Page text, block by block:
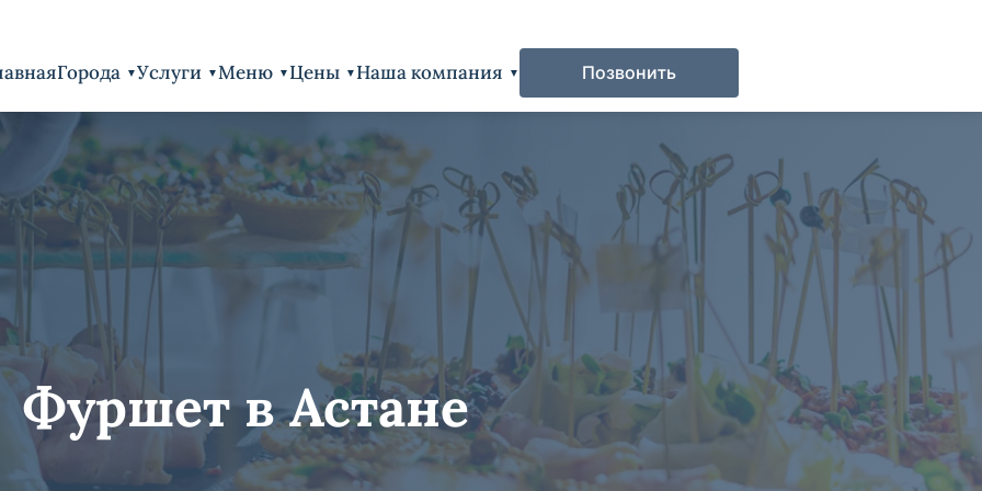
Города Услуги Меню Цены Наша компания Позвонить
Фуршет в Астане